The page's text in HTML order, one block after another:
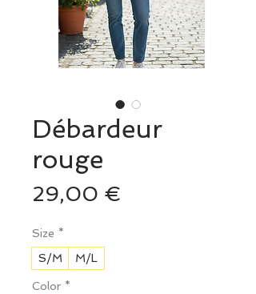
Débardeur
rouge
29,00 €
Size *
S/M
M/L
Color *